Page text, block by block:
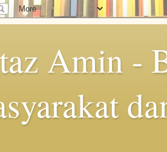
Amin -